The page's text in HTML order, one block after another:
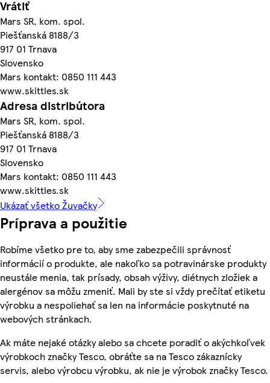
Vrátiť
Mars SR, kom. spol.
Piešťanská 8188/3
917 01 Trnava
Slovensko
Mars kontakt: 0850 111 443
www.skittles.sk
Adresa distribútora
Mars SR, kom. spol.
Piešťanská 8188/3
917 01 Trnava
Slovensko
Mars kontakt: 0850 111 443
www.skittles.sk
Ukázať všetko Žuvačky
Príprava a použitie
Robíme všetko pre to, aby sme zabezpečili správnosť
informácií o produkte, ale nakoľko sa potravinárske produkty
neustále menia, tak prísady, obsah výživy, diétnych zložiek a
alergénov sa môžu zmeniť. Mali by ste si vždy prečítať etiketu
výrobku a nespoliehať sa len na informácie poskytnuté na
webových stránkach.
Ak máte nejaké otázky alebo sa chcete poradiť o akýchkoľvek
výrobkoch značky Tesco, obráťte sa na Tesco zákaznícky
servis, alebo výrobcu výrobku, ak nie je výrobok značky Tesco.